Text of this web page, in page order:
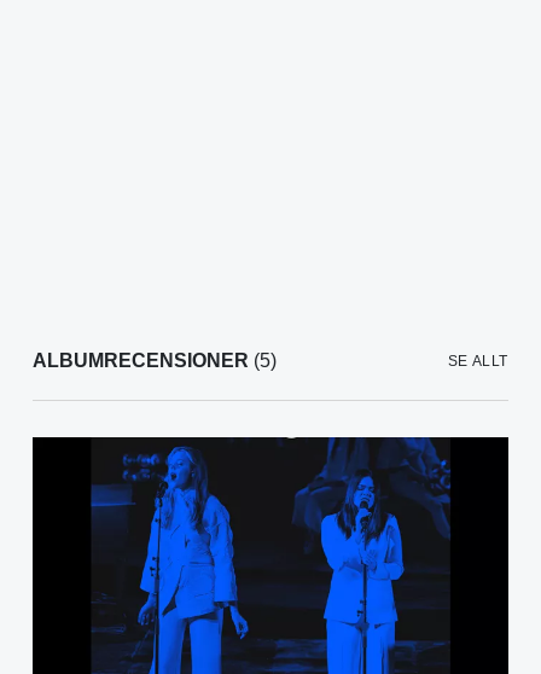
ALBUMRECENSIONER (5) SE ALLT